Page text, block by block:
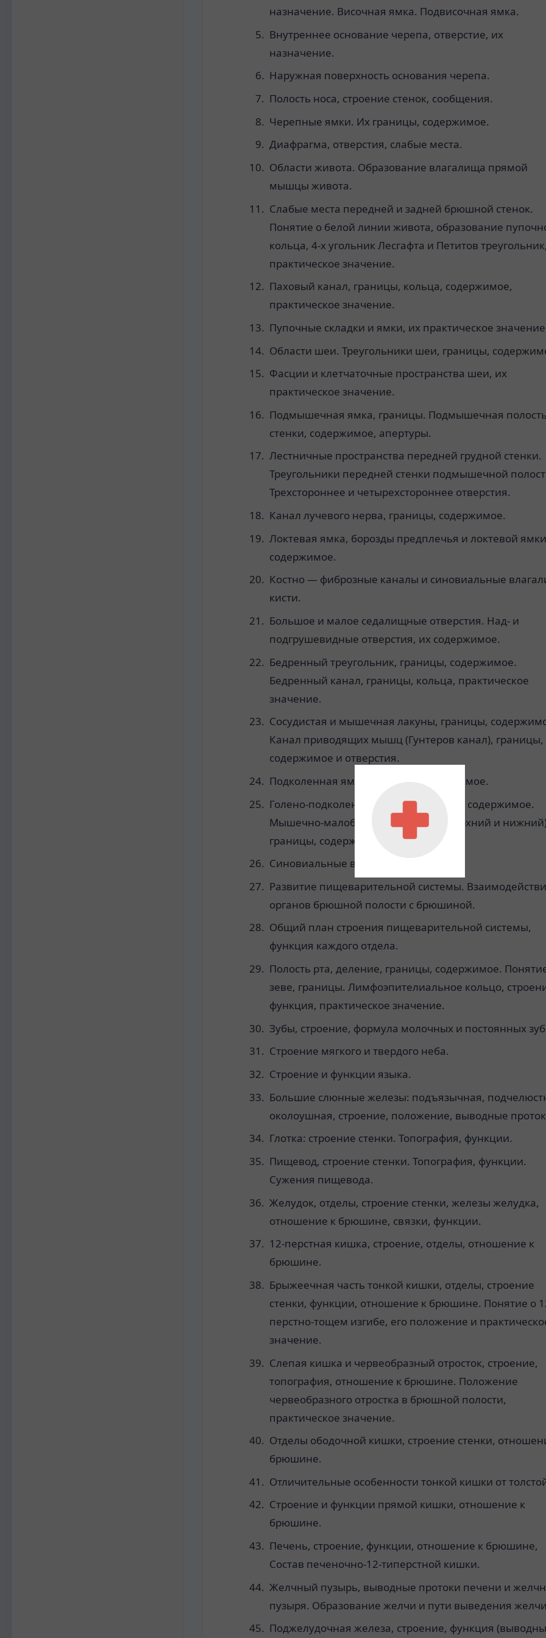
назначение. Височная ямка. Подвисочная ямка.
Внутреннее основание черепа, отверстие, их
назначение.
Наружная поверхность основания черепа.
Полость носа, строение стенок, сообщения.
Черепные ямки. Их границы, содержимое.
Диафрагма, отверстия, слабые места.
Области живота. Образование влагалища прямой
мышцы живота.
Слабые места передней и задней брюшной стенок.
Понятие о белой линии живота, образование
кольца, 4-х угольник Лесгафта и Петитов
практическое значение.
Паховый канал, границы, кольца, содержимое,
практическое значение.
Пупочные складки и ямки, их практическое
Области шеи. Треугольники шеи, границы,
Фасции и клетчаточные пространства шеи, их
практическое значение.
Подмышечная ямка, границы. Подмышечная
стенки, содержимое, апертуры.
Лестничные пространства передней грудной стенки.
Треугольники передней стенки подмышечной
Трехстороннее и четырехстороннее отверстия.
Канал лучевого нерва, границы, содержимое.
Локтевая ямка, борозды предплечья и локтевой
содержимое.
Костно — фиброзные каналы и синовиальные
кисти.
Большое и малое седалищные отверстия. Над- и
подгрушевидные отверстия, их содержимое.
Бедренный треугольник, границы, содержимое.
Бедренный канал, границы, кольца, практическое
значение.
Сосудистая и мышечная лакуны, границы,
Канал приводящих мышц (Гунтеров канал), границы,
содержимое и отверстия.
Подколенная ямка, границы, содержимое.
Голено-подколенный канал, границы, содержимое.
Мышечно-малоберцовые каналы (верхний и
границы, содержимое.
Синовиальные влагалища стопы.
Развитие пищеварительной системы.
органов брюшной полости с брюшиной.
Общий план строения пищеварительной системы,
функция каждого отдела.
Полость рта, деление, границы, содержимое.
зеве, границы. Лимфоэпителиальное кольцо,
функция, практическое значение.
Зубы, строение, формула молочных и постоянных
Строение мягкого и твердого неба.
Строение и функции языка.
Большие слюнные железы: подъязычная,
околоушная, строение, положение, выводные
Глотка: строение стенки. Топография, функции.
Пищевод, строение стенки. Топография, функции.
Сужения пищевода.
Желудок, отделы, строение стенки, железы желудка,
отношение к брюшине, связки, функции.
12-перстная кишка, строение, отделы, отношение к
брюшине.
Брыжеечная часть тонкой кишки, отделы, строение
стенки, функции, отношение к брюшине. Понятие о
перстно-тощем изгибе, его положение и
значение.
Слепая кишка и червеобразный отросток, строение,
топография, отношение к брюшине. Положение
червеобразного отростка в брюшной полости,
практическое значение.
Отделы ободочной кишки, строение стенки,
брюшине.
Отличительные особенности тонкой кишки от
Строение и функции прямой кишки, отношение к
брюшине.
Печень, строение, функции, отношение к брюшине,
Состав печеночно-12-типерстной кишки.
Желчный пузырь, выводные протоки печени и
пузыря. Образование желчи и пути выведения
Поджелудочная железа, строение, функция